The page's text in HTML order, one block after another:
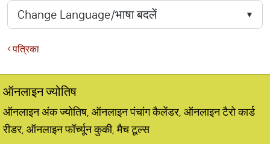
पत्रिका
ऑनलाइन ज्योतिष
ऑनलाइन अंक ज्योतिष, ऑनलाइन पंचांग कैलेंडर, ऑनलाइन टैरो कार्ड
रीडर, ऑनलाइन फॉर्च्यून कुकी, मैच टूल्स